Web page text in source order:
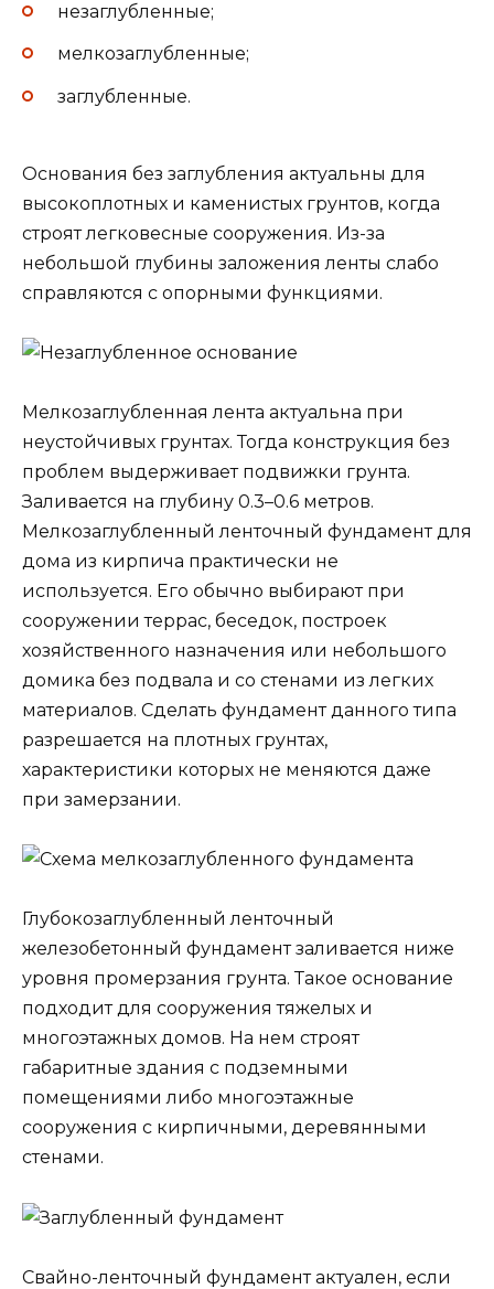
незаглубленные;
мелкозаглубленные;
заглубленные.
Основания без заглубления актуальны для
высокоплотных и каменистых грунтов, когда
строят легковесные сооружения. Из-за
небольшой глубины заложения ленты слабо
справляются с опорными функциями.
Мелкозаглубленная лента актуальна при
неустойчивых грунтах. Тогда конструкция без
проблем выдерживает подвижки грунта.
Заливается на глубину 0.3–0.6 метров.
Мелкозаглубленный ленточный фундамент для
дома из кирпича практически не
используется. Его обычно выбирают при
сооружении террас, беседок, построек
хозяйственного назначения или небольшого
домика без подвала и со стенами из легких
материалов. Сделать фундамент данного типа
разрешается на плотных грунтах,
характеристики которых не меняются даже
при замерзании.
Глубокозаглубленный ленточный
железобетонный фундамент заливается ниже
уровня промерзания грунта. Такое основание
подходит для сооружения тяжелых и
многоэтажных домов. На нем строят
габаритные здания с подземными
помещениями либо многоэтажные
сооружения с кирпичными, деревянными
стенами.
Свайно-ленточный фундамент актуален, если